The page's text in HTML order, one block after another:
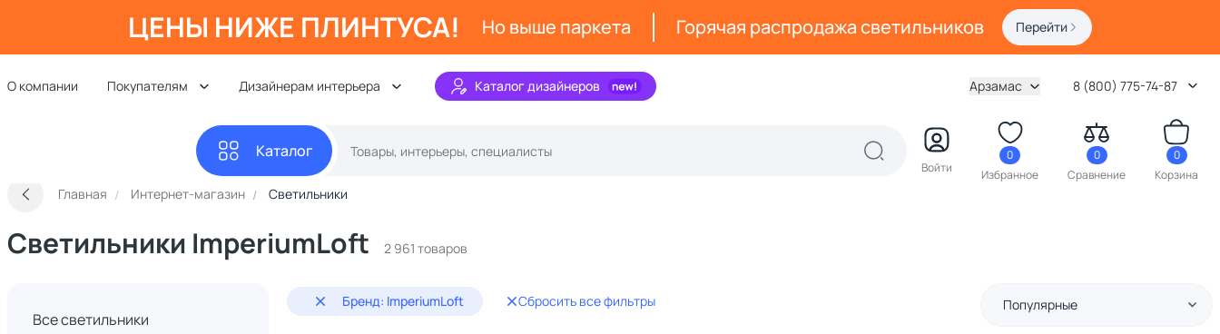
ЦЕНЫ НИЖЕ ПЛИНТУСА! Но выше паркета Горячая распродажа светильников Перейти
О компании Покупателям Дизайнерам интерьера Каталог дизайнеров Арзамас 8 (800) 775-74-87
Каталог
Войти
0
Избранное
0
Сравнение
0
Корзина
Главная Интернет-магазин Светильники
Светильники ImperiumLoft 2 961 товаров
Все светильники
Бренд: ImperiumLoft Сбросить все фильтры Популярные